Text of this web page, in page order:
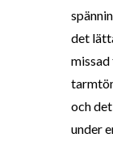
det
och
under